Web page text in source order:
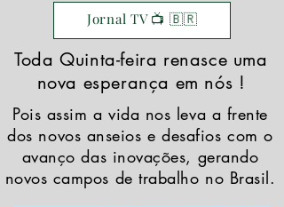
Jornal TV 📺 🇧🇷
Toda Quinta-feira renasce uma
nova esperança em nós !
Pois assim a vida nos leva a frente
dos novos anseios e desafios com o
avanço das inovações, gerando
novos campos de trabalho no Brasil.